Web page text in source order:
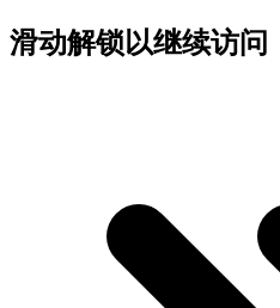
滑动解锁以继续访问